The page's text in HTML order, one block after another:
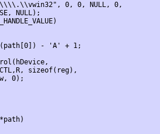
0, 0, NULL, 0,
NULL);
- 'A' + 1;
sizeof(reg),
0);